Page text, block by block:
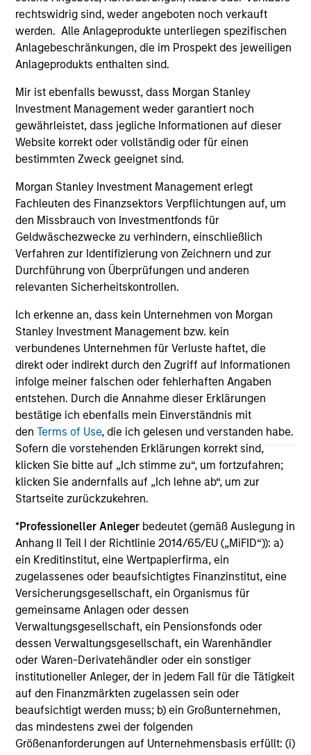
rechtswidrig sind, weder angeboten noch verkauft
werden. Alle Anlageprodukte unterliegen spezifischen
Anlagebeschränkungen, die im Prospekt des jeweiligen
Anlageprodukts enthalten sind.
Mir ist ebenfalls bewusst, dass Morgan Stanley
Investment Management weder garantiert noch
gewährleistet, dass jegliche Informationen auf dieser
Website korrekt oder vollständig oder für einen
bestimmten Zweck geeignet sind.
Morgan Stanley Investment Management erlegt
Fachleuten des Finanzsektors Verpflichtungen auf, um
den Missbrauch von Investmentfonds für
Geldwäschezwecke zu verhindern, einschließlich
Verfahren zur Identifizierung von Zeichnern und zur
Durchführung von Überprüfungen und anderen
relevanten Sicherheitskontrollen.
Ich erkenne an, dass kein Unternehmen von Morgan
Stanley Investment Management bzw. kein
verbundenes Unternehmen für Verluste haftet, die
direkt oder indirekt durch den Zugriff auf Informationen
infolge meiner falschen oder fehlerhaften Angaben
entstehen. Durch die Annahme dieser Erklärungen
bestätige ich ebenfalls mein Einverständnis mit
denTerms of Use, die ich gelesen und verstanden habe.
Sofern die vorstehenden Erklärungen korrekt sind,
klicken Sie bitte auf „Ich stimme zu“, um fortzufahren;
klicken Sie andernfalls auf „Ich lehne ab“, um zur
Startseite zurückzukehren.
*Professioneller Anleger bedeutet (gemäß Auslegung in
Anhang II Teil I der Richtlinie 2014/65/EU („MiFID“)): a)
ein Kreditinstitut, eine Wertpapierfirma, ein
zugelassenes oder beaufsichtigtes Finanzinstitut, eine
Versicherungsgesellschaft, ein Organismus für
gemeinsame Anlagen oder dessen
Verwaltungsgesellschaft, ein Pensionsfonds oder
dessen Verwaltungsgesellschaft, ein Warenhändler
oder Waren-Derivatehändler oder ein sonstiger
institutioneller Anleger, der in jedem Fall für die Tätigkeit
auf den Finanzmärkten zugelassen sein oder
beaufsichtigt werden muss; b) ein Großunternehmen,
das mindestens zwei der folgenden
Größenanforderungen auf Unternehmensbasis erfüllt: (i)
ARTICLE
Private Credit Market Monitor - Q2
Timely insights on the private credit landscape,
exploring the trends, market developments,
and investment considerations shaping the
asset class.
04-AUG-2026
May not represent all Team Members.
The information on this page is for informational
purposes only. The information contained herein does
not constitute and should not be construed as an
offering of advisory services or an offer to sell or a
jurisdiction in which such offer or solicitation,
purchase or sale would be unlawful under the
securities, insurance or other laws of such jurisdiction.
All investing involves risks, including a loss of principal.
Please refer to the strategy detail page for important
information on the strategy, including additional risk
considerations.